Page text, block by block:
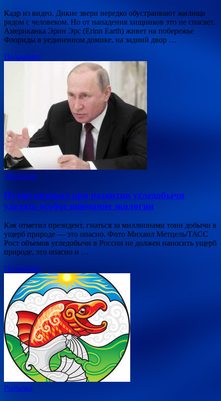
Кадр из видео. Дикие звери нередко обустраивают жилища
рядом с человеком. Но от нападения хищников это не спасает.
Американка Эрин Эрс (Erinn Earth) живет на побережье
Флориды в уединенном домике, на задний двор …
Подробнее
Экология
Путин призвал при развитии угледобычи
уделять особое внимание экологии
Как отметил президент, гнаться за миллионами тонн добычи в
ущерб природе — это опасно. Фото Михаил Метцель/ТАСС
Рост объемов угледобычи в России не должен наносить ущерб
природе, это опасно и …
Подробнее
Рыбалка